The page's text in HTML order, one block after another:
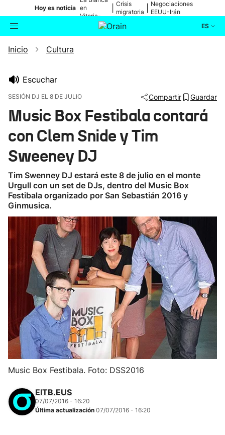
Hoy es noticia en
Vitoria-
Gasteiz
Crisis
migratoria
Negociaciones
EEUU-Irán
ES
Buscador
Ikusmiran
Inicio Cultura
Escuchar
SESIÓN DJ EL 8 DE JULIO Compartir Guardar
Music Box Festibala contará
con Clem Snide y Tim
Sweeney DJ
Tim Swenney DJ estará este 8 de julio en el monte
Urgull con un set de DJs, dentro del Music Box
Festibala organizado por San Sebastián 2016 y
Ginmusica.
Music Box Festibala. Foto: DSS2016
EITB.EUS
07/07/2016 - 16:20
Última actualización 07/07/2016 - 16:20